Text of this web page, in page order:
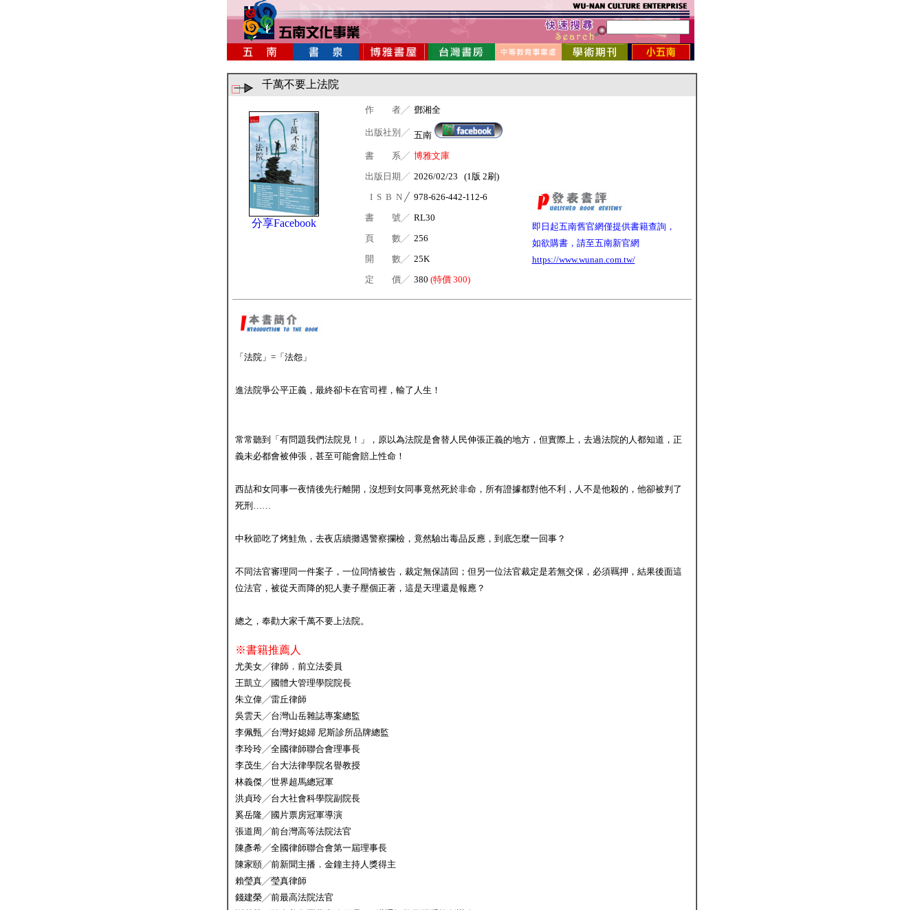
千萬不要上法院
分享Facebook
作 者╱ 鄧湘全
出版社別╱ 五南
書 系╱ 博雅文庫
出版日期╱ 2026/02/23 (1版 2刷)
即日起五南舊官網僅提供書籍查詢，
如欲購書，請至五南新官網
https://www.wunan.com.tw/
I S B N ╱ 978-626-442-112-6
書 號╱ RL30
頁 數╱ 256
開 數╱ 25K
定 價╱ 380 (特價 300)
「法院」=「法怨」
進法院爭公平正義，最終卻卡在官司裡，輸了人生！
常常聽到「有問題我們法院見！」，原以為法院是會替人民伸張正義的地方，但實際上，去過法院的人都知道，正
義未必都會被伸張，甚至可能會賠上性命！
西喆和女同事一夜情後先行離開，沒想到女同事竟然死於非命，所有證據都對他不利，人不是他殺的，他卻被判了
死刑……
中秋節吃了烤鮭魚，去夜店續攤遇警察攔檢，竟然驗出毒品反應，到底怎麼一回事？
不同法官審理同一件案子，一位同情被告，裁定無保請回；但另一位法官裁定是若無交保，必須羈押，結果後面這
位法官，被從天而降的犯人妻子壓個正著，這是天理還是報應？
總之，奉勸大家千萬不要上法院。
※書籍推薦人
尤美女╱律師．前立法委員
王凱立╱國體大管理學院院長
朱立偉╱雷丘律師
吳雲天╱台灣山岳雜誌專案總監
李佩甄╱台灣好媳婦 尼斯診所品牌總監
李玲玲╱全國律師聯合會理事長
李茂生╱台大法律學院名譽教授
林義傑╱世界超馬總冠軍
洪貞玲╱台大社會科學院副院長
奚岳隆╱國片票房冠軍導演
張道周╱前台灣高等法院法官
陳彥希╱全國律師聯合會第一屆理事長
陳家頤╱前新聞主播．金鐘主持人獎得主
賴瑩真╱瑩真律師
錢建榮╱前最高法院法官